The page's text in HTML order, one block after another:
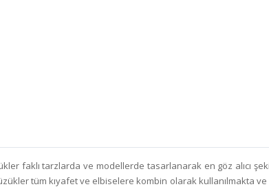
faklı tarzlarda ve modellerde tasarlanarak en göz alıcı
tüm kıyafet ve elbiselere kombin olarak kullanılmakta